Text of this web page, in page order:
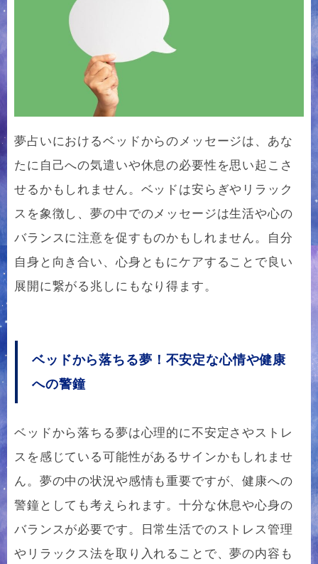
夢占いにおけるベッドからのメッセージは、あな
たに自己への気遣いや休息の必要性を思い起こさ
せるかもしれません。ベッドは安らぎやリラック
スを象徴し、夢の中でのメッセージは生活や心の
バランスに注意を促すものかもしれません。自分
自身と向き合い、心身ともにケアすることで良い
展開に繋がる兆しにもなり得ます。
ベッドから落ちる夢！不安定な心情や健康
への警鐘
ベッドから落ちる夢は心理的に不安定さやストレ
スを感じている可能性があるサインかもしれませ
ん。夢の中の状況や感情も重要ですが、健康への
警鐘としても考えられます。十分な休息や心身の
バランスが必要です。日常生活でのストレス管理
やリラックス法を取り入れることで、夢の内容も